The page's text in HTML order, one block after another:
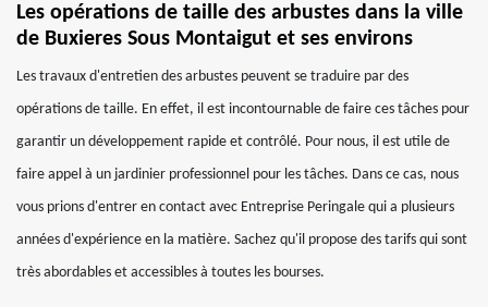
Les opérations de taille des arbustes dans la ville
de Buxieres Sous Montaigut et ses environs
Les travaux d'entretien des arbustes peuvent se traduire par des
opérations de taille. En effet, il est incontournable de faire ces tâches pour
garantir un développement rapide et contrôlé. Pour nous, il est utile de
faire appel à un jardinier professionnel pour les tâches. Dans ce cas, nous
vous prions d'entrer en contact avec Entreprise Peringale qui a plusieurs
années d'expérience en la matière. Sachez qu'il propose des tarifs qui sont
très abordables et accessibles à toutes les bourses.